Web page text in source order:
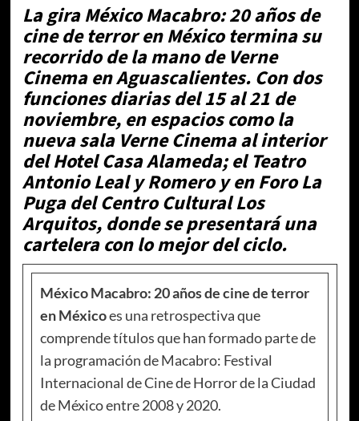
La gira México Macabro: 20 años de
cine de terror en México termina su
recorrido de la mano de Verne
Cinema en Aguascalientes. Con dos
funciones diarias del 15 al 21 de
noviembre, en espacios como la
nueva sala Verne Cinema al interior
del Hotel Casa Alameda; el Teatro
Antonio Leal y Romero y en Foro La
Puga del Centro Cultural Los
Arquitos, donde se presentará una
cartelera con lo mejor del ciclo.
México Macabro: 20 años de cine de terror
en Méxicoes una retrospectiva que
comprende títulos que han formado parte de
la programación de Macabro: Festival
Internacional de Cine de Horror de la Ciudad
de México entre 2008 y 2020.